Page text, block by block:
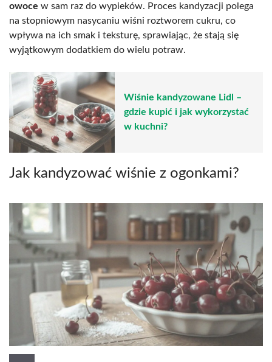
owoce w sam raz do wypieków. Proces kandyzacji polega
na stopniowym nasycaniu wiśni roztworem cukru, co
wpływa na ich smak i teksturę, sprawiając, że stają się
wyjątkowym dodatkiem do wielu potraw.
Wiśnie kandyzowane Lidl –
gdzie kupić i jak wykorzystać
w kuchni?
Jak kandyzować wiśnie z ogonkami?